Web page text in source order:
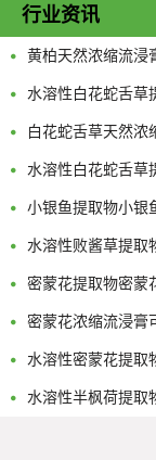
行业资讯
黄柏天然浓缩流浸
限量
水溶性白花蛇舌草
供应多规格蛇舌草
白花蛇舌草天然浓
定制不限量
水溶性白花蛇舌草
舌草浓缩流浸膏
小银鱼提取物小银
鱼浸膏粉
水溶性败酱草提取
多规格黄花败酱浓
密蒙花提取物密蒙
性密蒙花浓缩粉
密蒙花浓缩流浸膏
量
水溶性密蒙花提取
多规格密蒙花浓缩
水溶性半枫荷提取